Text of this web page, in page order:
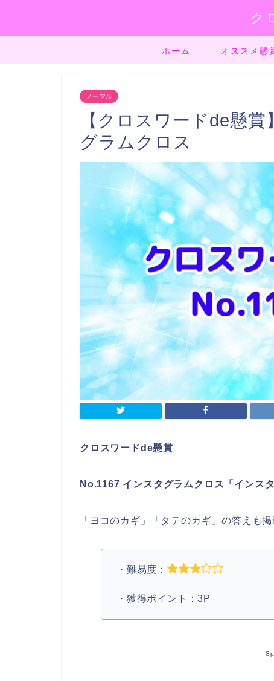
ク
ホーム オススメ懸
ノーマル
【クロスワードde懸
グラムクロス
クロスワードde懸賞
No.1167 インスタグラムクロス「インス
「ヨコのカギ」「タテのカギ」の答えも
・難易度：
・獲得ポイント：3P